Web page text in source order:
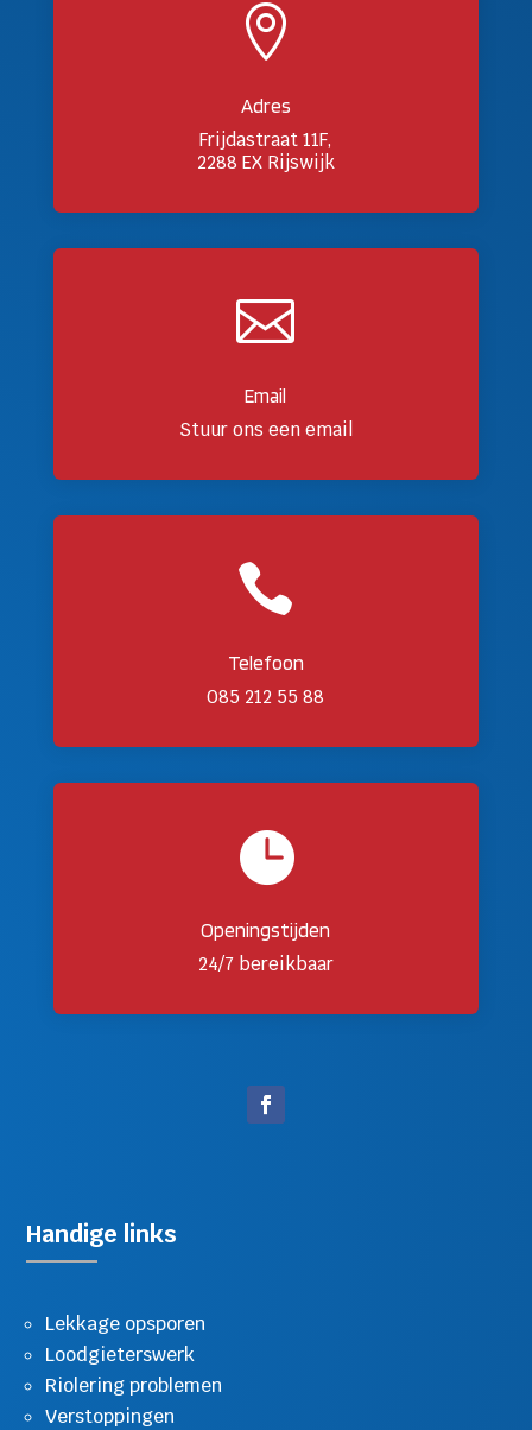

Adres
Frijdastraat 11F,
2288 EX Rijswijk

Email
Stuur ons een email

Telefoon
085 212 55 88

Openingstijden
24/7 bereikbaar
Handige links
Lekkage opsporen
Loodgieterswerk
Riolering problemen
Verstoppingen